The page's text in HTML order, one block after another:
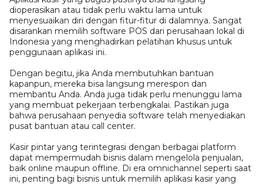
dioperasikan atau tidak perlu waktu lama untuk
menyesuaikan diri dengan fitur-fitur di dalamnya. Sangat
disarankan memilih software POS dari perusahaan lokal di
Indonesia yang menghadirkan pelatihan khusus untuk
penggunaan aplikasi ini.
Dengan begitu, jika Anda membutuhkan bantuan
kapanpun, mereka bisa langsung merespon dan
membantu Anda. Anda juga tidak perlu menunggu lama
yang membuat pekerjaan terbengkalai. Pastikan juga
bahwa perusahaan penyedia software telah menyediakan
pusat bantuan atau call center.
Kasir pintar yang terintegrasi dengan berbagai platform
dapat mempermudah bisnis dalam mengelola penjualan,
baik online maupun offline. Di era omnichannel seperti saat
ini, penting bagi bisnis untuk memilih aplikasi kasir yang